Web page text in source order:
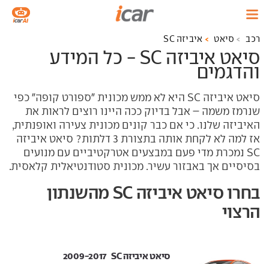
רכב סיאט איביזה SC
סיאט איביזה SC - כל המידע
והדגמים
סיאט איביזה SC היא לא ממש מכונית "ספורט קופה" כפי
שנרמז משמה – אבל בדיוק ככה היינו רוצים לראות את
האיביזה שלנו. כי אם כבר קונים מכונית צעירה ואופנתית,
אז למה לא לקחת אותה בתצורת 3 דלתות? סיאט איביזה
SC נמכרת מדי פעם במבצעים אטרקטיביים עם מנועים
בסיסיים אך באבזור עשיר. מכונית סטודנטיאלית קלאסית.
בחרו סיאט איביזה SC מהשנתון
הרצוי
סיאט איביזה SC ‏ 2009-2017